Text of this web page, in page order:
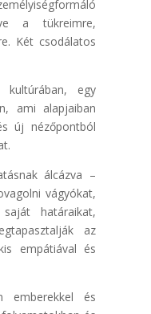
a tükreimre,
Két csodálatos
egy
ami alapjaiban
új nézőpontból
álcázva –
vágyókat,
határaikat,
az
empátiával és
emberekkel és